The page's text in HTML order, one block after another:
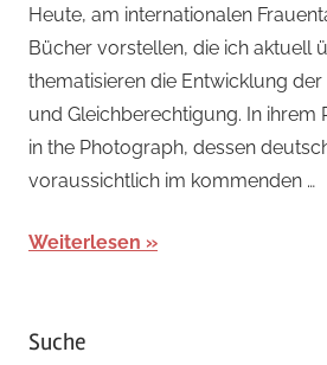
Heute, am internationalen
Bücher vorstellen, die ich aktuell
thematisieren die Entwicklung
und Gleichberechtigung. In ihrem
in the Photograph, dessen
voraussichtlich im kommenden …
Weiterlesen
Suche